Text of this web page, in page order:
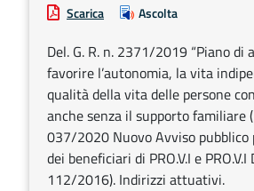
Scarica Ascolta
Del. G. R. n. 2371/2019 “Piano
favorire l’autonomia, la vita
qualità della vita delle persone
anche senza il supporto familiare
037/2020 Nuovo Avviso pubblico
dei beneficiari di PRO.V.I e PRO.V.I
112/2016). Indirizzi attuativi.